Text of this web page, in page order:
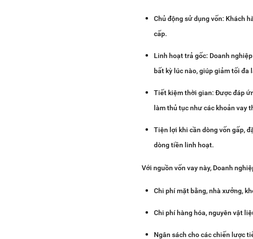
Chủ động sử dụng vốn: Khách
cấp.
Linh hoạt trả gốc: Doanh
bất kỳ lúc nào, giúp giảm tối đa
Tiết kiệm thời gian: Được đáp
làm thủ tục như các khoản vay
Tiện lợi khi cần dòng vốn gấp,
dòng tiền linh hoạt.
Với nguồn vốn vay này, Doanh
Chi phí mặt bằng, nhà xưởng,
Chi phí hàng hóa, nguyên vật
Ngân sách cho các chiến lược